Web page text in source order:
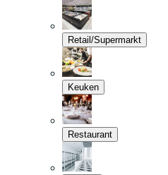
Retail/Supermarkt
Keuken
Restaurant